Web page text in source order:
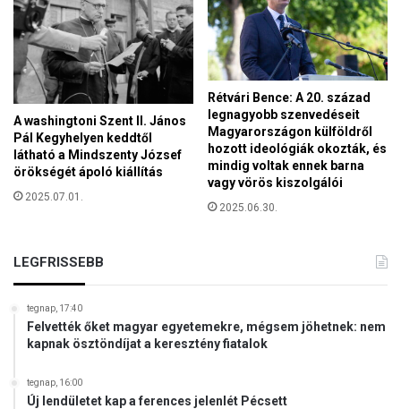
s
z
ó
a
e
g
y
j
o
v
á
t
A washingtoni Szent II. János
Pál Kegyhelyen keddtől
látható a Mindszenty József
örökségét ápoló kiállítás
2025.07.01.
Rétvári Bence: A 20. század
legnagyobb szenvedéseit
Magyarországon külföldről
hozott ideológiák okozták, és
mindig voltak ennek barna
vagy vörös kiszolgálói
2025.06.30.
LEGFRISSEBB
tegnap, 17:40
Felvették őket magyar egyetemekre, mégsem jöhetnek: nem
kapnak ösztöndíjat a keresztény fiatalok
tegnap, 16:00
Új lendületet kap a ferences jelenlét Pécsett